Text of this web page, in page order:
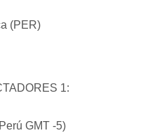
(PER)
1:
GMT -5)